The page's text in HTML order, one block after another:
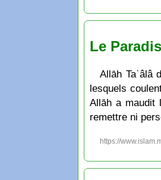
Le
Allāh Taʿâlâ
lesquels
Allāh a maudit
remettre ni
https://